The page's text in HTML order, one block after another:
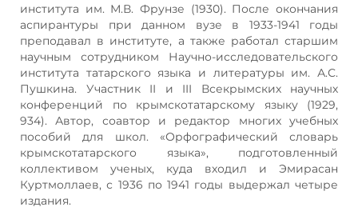
института им. М.В. Фрунзе (1930). После окончания
аспирантуры при данном вузе в 1933-1941 годы
преподавал в институте, а также работал старшим
научным сотрудником Научно-исследовательского
института татарского языка и литературы им. А.С.
Пушкина. Участник II и III Всекрымских научных
конференций по крымскотатарскому языку (1929,
934). Автор, соавтор и редактор многих учебных
пособий для школ. «Орфографический словарь
крымскотатарского языка», подготовленный
коллективом ученых, куда входил и Эмирасан
Куртмоллаев, с 1936 по 1941 годы выдержал четыре
издания.